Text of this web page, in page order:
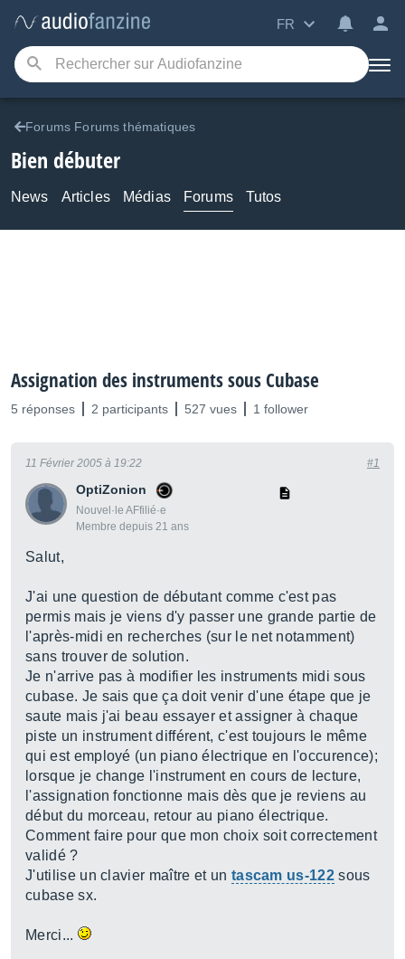
FR
Forums Forums thématiques
Bien débuter
News Articles Médias Forums Tutos
Assignation des instruments sous Cubase
5 réponses 2 participants 527 vues 1 follower
OptiZonion
Nouvel·le AFfilié·e
Membre depuis 21 ans
11 Février 2005 à 19:22 #1
Salut,
J'ai une question de débutant comme c'est pas
permis mais je viens d'y passer une grande partie de
l'après-midi en recherches (sur le net notamment)
sans trouver de solution.
Je n'arrive pas à modifier les instruments midi sous
cubase. Je sais que ça doit venir d'une étape que je
saute mais j'ai beau essayer et assigner à chaque
piste un instrument différent, c'est toujours le même
qui est employé (un piano électrique en l'occurence);
lorsque je change l'instrument en cours de lecture,
l'assignation fonctionne mais dès que je reviens au
début du morceau, retour au piano électrique.
Comment faire pour que mon choix soit correctement
validé ?
J'utilise un clavier maître et un tascam us-122 sous
cubase sx.
Merci...